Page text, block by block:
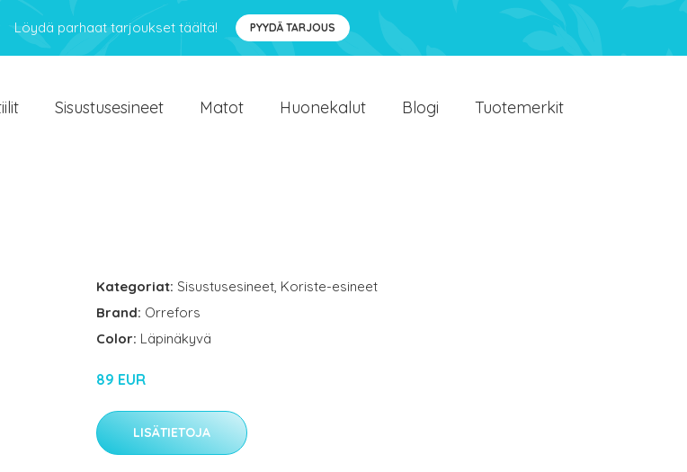
Löydä parhaat tarjoukset täältä! PYYDÄ TARJOUS
Sisustusesineet Matot Huonekalut Blogi Tuotemerkit
Kategoriat: Sisustusesineet, Koriste-esineet
Brand: Orrefors
Color: Läpinäkyvä
89 EUR
LISÄTIETOJA